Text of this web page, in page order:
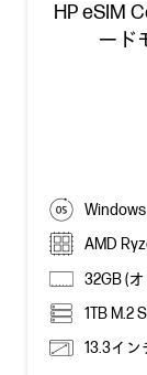
HP eSIM
ード
Windows
AMD
32GB (
1TB M.2
13.3イン